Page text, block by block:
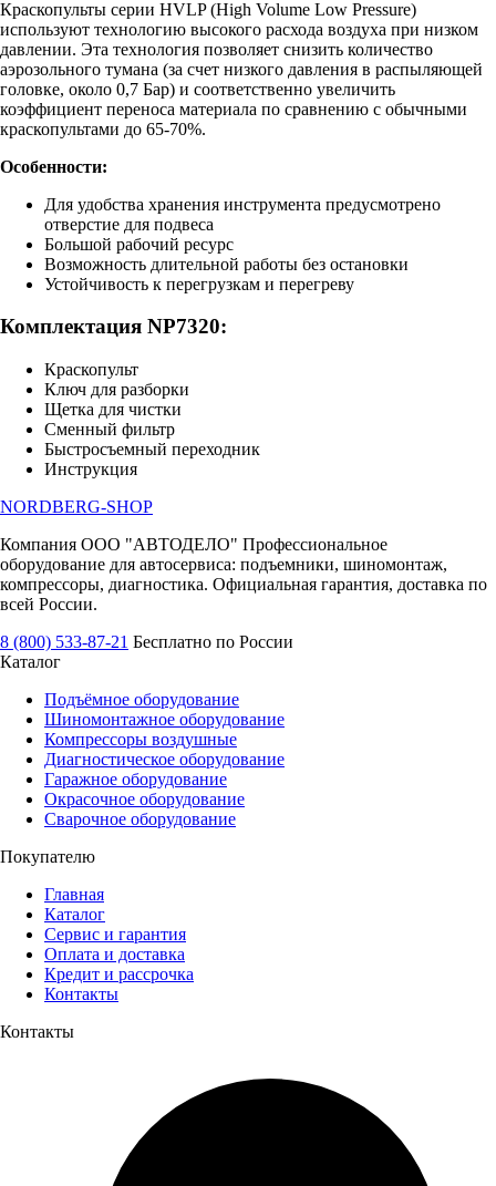
Краскопульты серии HVLP (High Volume Low Pressure)
используют технологию высокого расхода воздуха при низком
давлении. Эта технология позволяет снизить количество
аэрозольного тумана (за счет низкого давления в распыляющей
головке, около 0,7 Бар) и соответственно увеличить
коэффициент переноса материала по сравнению с обычными
краскопультами до 65-70%.
Особенности:
Для удобства хранения инструмента предусмотрено
отверстие для подвеса
Большой рабочий ресурс
Возможность длительной работы без остановки
Устойчивость к перегрузкам и перегреву
Комплектация NP7320:
Краскопульт
Ключ для разборки
Щетка для чистки
Сменный фильтр
Быстросъемный переходник
Инструкция
NORDBERG-SHOP
Компания ООО "АВТОДЕЛО" Профессиональное
оборудование для автосервиса: подъемники, шиномонтаж,
компрессоры, диагностика. Официальная гарантия, доставка по
всей России.
8 (800) 533-87-21 Бесплатно по России
Каталог
Подъёмное оборудование
Шиномонтажное оборудование
Компрессоры воздушные
Диагностическое оборудование
Гаражное оборудование
Окрасочное оборудование
Сварочное оборудование
Покупателю
Главная
Каталог
Сервис и гарантия
Оплата и доставка
Кредит и рассрочка
Контакты
Контакты